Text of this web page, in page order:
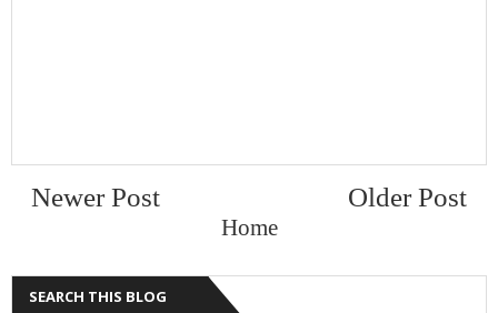
Newer Post Older Post
Home
SEARCH THIS BLOG